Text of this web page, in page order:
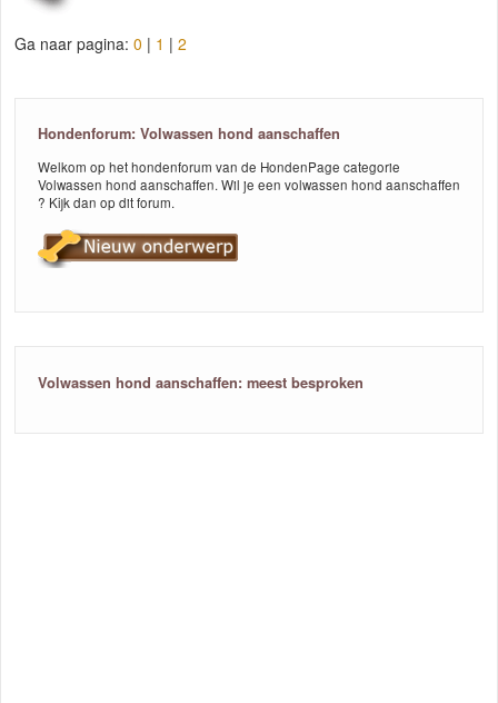
Ga naar pagina: 0 | 1 | 2
Hondenforum: Volwassen hond aanschaffen
Welkom op het hondenforum van de HondenPage categorie
Volwassen hond aanschaffen. Wil je een volwassen hond aanschaffen
? Kijk dan op dit forum.
Volwassen hond aanschaffen: meest besproken